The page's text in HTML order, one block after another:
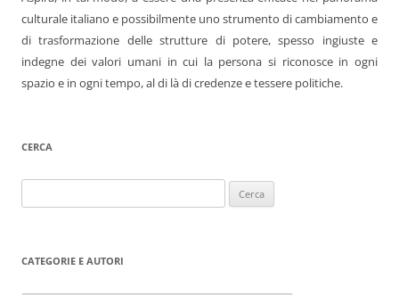
culturale italiano e possibilmente uno strumento di cambiamento e
di trasformazione delle strutture di potere, spesso ingiuste e
indegne dei valori umani in cui la persona si riconosce in ogni
spazio e in ogni tempo, al di là di credenze e tessere politiche.
CERCA
per:
CATEGORIE E AUTORI